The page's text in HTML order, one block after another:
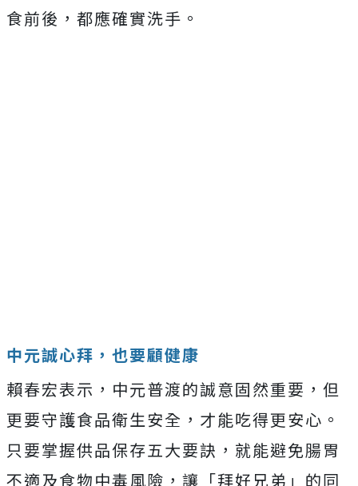
食前後，都應確實洗手。
中元誠心拜，也要顧健康
賴春宏表示，中元普渡的誠意固然重要，但
更要守護食品衛生安全，才能吃得更安心。
只要掌握供品保存五大要訣，就能避免腸胃
不適及食物中毒風險，讓「拜好兄弟」的同